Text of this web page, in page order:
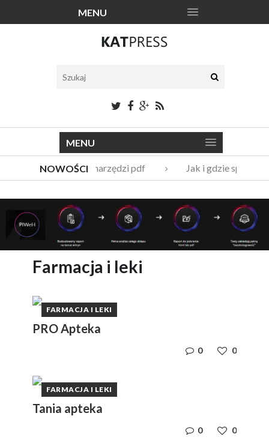
MENU
MENU
NOWOŚCI
Katalogi narzędzi pdf
Jak i gdzie
Vito Bambino – kim jest nowy członek Męskie
Farmacja i leki
FARMACJA I LEKI
PRO Apteka
0
0
FARMACJA I LEKI
Tania apteka
0
0